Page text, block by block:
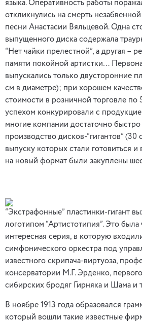
языка. Оперативность работы
откликнулись на смерть
песни Анастасии Вяльцевой. Одна
выпущенного диска содержала
“Нет чайки прелестной”, а другая –
памяти покойной артистки…
выпускались только двусторонние
см в диаметре); при хорошем
стоимости в розничной торговле по
успехом конкурировали с
многие компании достаточно
производство дисков-“гигантов” (30
выпуску которых стали готовиться
на новый формат были закуплены
“Экстрафонные” пластинки-гигант
логотипом “Артистотипия”. Это была
интересная серия, в которую
симфонического оркестра под
известного скрипача-виртуоза,
консерватории М.Г. Эрденко,
сибирских бродяг Гирняка и Шама и
В ноябре 1913 года образовался
который вошли такие известные